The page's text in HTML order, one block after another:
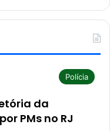
Polícia
da
PMs no RJ